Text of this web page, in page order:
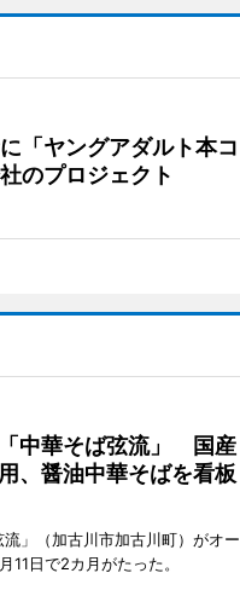
「ヤングアダルト本コ
のプロジェクト
中華そば弦流」 国産
、醤油中華そばを看板
流」（加古川市加古川町）がオー
11日で2カ月がたった。